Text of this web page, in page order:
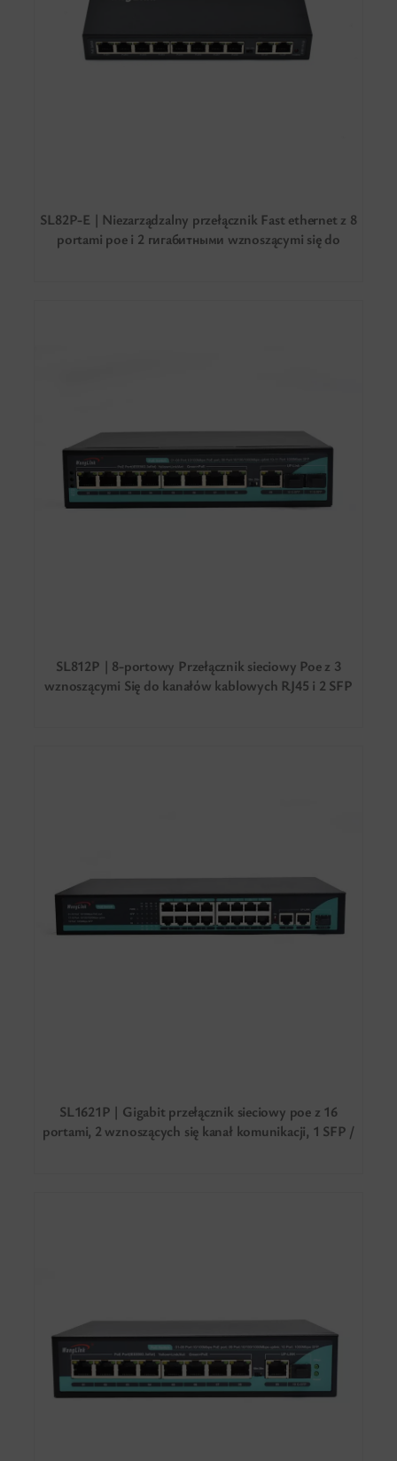
SL82P-E | Niezarządzalny przełącznik Fast ethernet z 8
portami poe i 2 гигабитными wznoszącymi się do
SL812P | 8-portowy Przełącznik sieciowy Poe z 3
wznoszącymi Się do kanałów kablowych RJ45 i 2 SFP
SL1621P | Gigabit przełącznik sieciowy poe z 16
portami, 2 wznoszących się kanał komunikacji, 1 SFP /